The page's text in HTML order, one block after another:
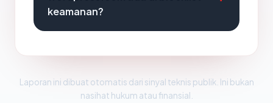
keamanan?
Laporan ini dibuat otomatis dari sinyal teknis publik. Ini bukan
nasihat hukum atau finansial.